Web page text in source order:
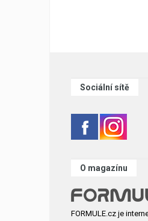
Sociální sítě
O magazínu
FORMULE.cz je